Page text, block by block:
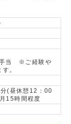
手当 ※ご経験や
。
(昼休憩12：00
15時間程度